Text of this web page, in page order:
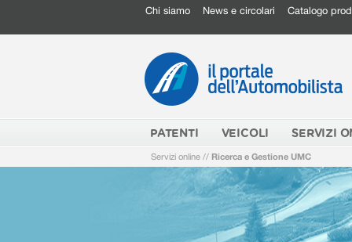
Chi siamo News e circolari Catalogo
PATENTI VEICOLI SERVIZI
Servizi online // Ricerca e Gestione UMC